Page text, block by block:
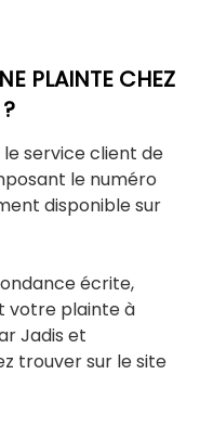
PLAINTE CHEZ
service client de
le numéro
disponible sur
écrite,
votre plainte à
Jadis et
trouver sur le site